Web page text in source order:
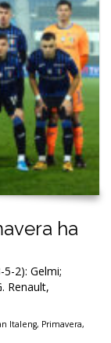
ha
2): Gelmi;
Renault,
Italeng, Primavera,